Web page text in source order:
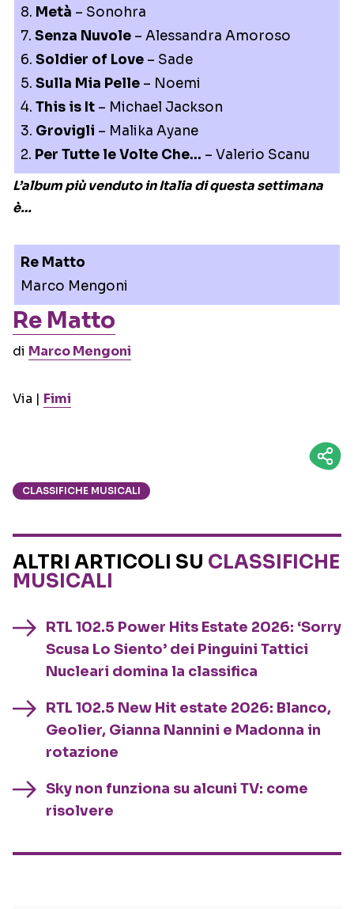
8. Metà – Sonohra
7. Senza Nuvole – Alessandra Amoroso
6. Soldier of Love – Sade
5. Sulla Mia Pelle – Noemi
4. This is It – Michael Jackson
3. Grovigli – Malika Ayane
2. Per Tutte le Volte Che… – Valerio Scanu
L’album più venduto in Italia di questa settimana
è…
Re Matto
Marco Mengoni
Re Matto
di Marco Mengoni
Via | Fimi
CLASSIFICHE MUSICALI
ALTRI ARTICOLI SU CLASSIFICHE
MUSICALI
RTL 102.5 Power Hits Estate 2026: ‘Sorry
Scusa Lo Siento’ dei Pinguini Tattici
Nucleari domina la classifica
RTL 102.5 New Hit estate 2026: Blanco,
Geolier, Gianna Nannini e Madonna in
rotazione
Sky non funziona su alcuni TV: come
risolvere